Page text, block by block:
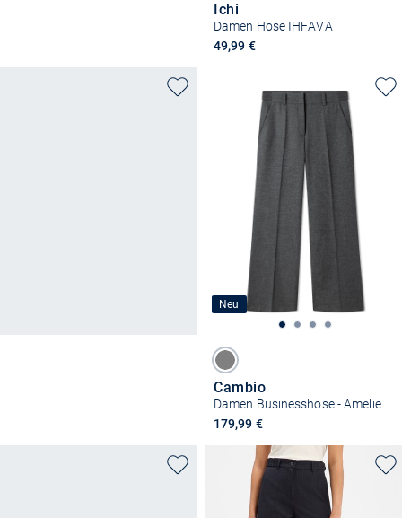
Ichi
Damen Hose IHFAVA
49,99 €
Neu
Cambio
Damen Businesshose - Amelie
179,99 €